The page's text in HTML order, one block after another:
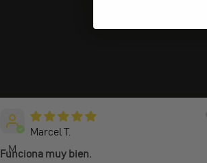
M
Marcel T.
Funciona muy bien.